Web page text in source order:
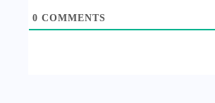
0 COMMENTS